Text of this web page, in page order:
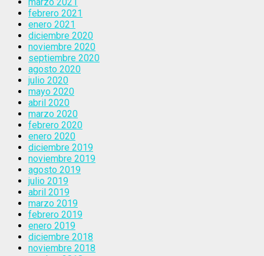
febrero 2021
enero 2021
diciembre 2020
noviembre 2020
septiembre 2020
agosto 2020
julio 2020
mayo 2020
abril 2020
marzo 2020
febrero 2020
enero 2020
diciembre 2019
noviembre 2019
agosto 2019
julio 2019
abril 2019
marzo 2019
febrero 2019
enero 2019
diciembre 2018
noviembre 2018